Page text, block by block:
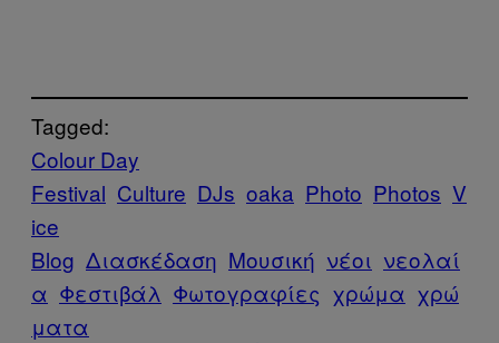
Tagged:
Colour Day
Festival Culture DJs oaka Photo Photos V
ice
Blog Διασκέδαση Μουσική νέοι νεολαί
α Φεστιβάλ Φωτογραφίες χρώμα χρώ
ματα